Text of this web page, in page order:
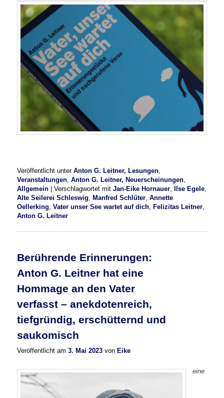
Veröffentlicht unter Anton G. Leitner, Lesungen,
Veranstaltungen,Anton G. Leitner, Neuerscheinungen,
Allgemein
|Verschlagwortet mit Jan-Eike Hornauer, Ilse Egele,
Alte Seilerei Schleswig, Manfred Schlüter,Annette
Oellerking,Vater unser See wartet auf dich, Felizitas Leitner,
Anton G. Leitner
Berührende Erinnerungen:
Anton G. Leitner hat eine
Hommage an den Vater
verfasst – anekdotenreich,
tiefgründig, erschütternd und
saukomisch
Veröffentlicht am3. Mai 2023 vonEike
eine